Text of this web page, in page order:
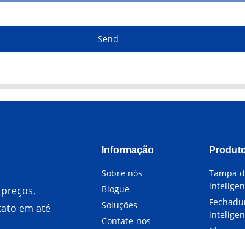
Send
em até
Informação
Sobre nós
Blogue
Soluções
Contate-nos
Tampa